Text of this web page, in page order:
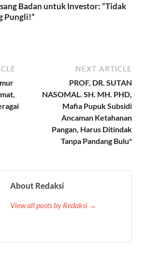
Badan untuk Investor: “Tidak
Pungli!”
NEXT ARTICLE
PROF, DR. SUTAN
NASOMAL. SH. MH. PHD,
Mafia Pupuk Subsidi
Ancaman Ketahanan
Pangan, Harus Ditindak
Tanpa Pandang Bulu*
About Redaksi
View all posts by Redaksi →